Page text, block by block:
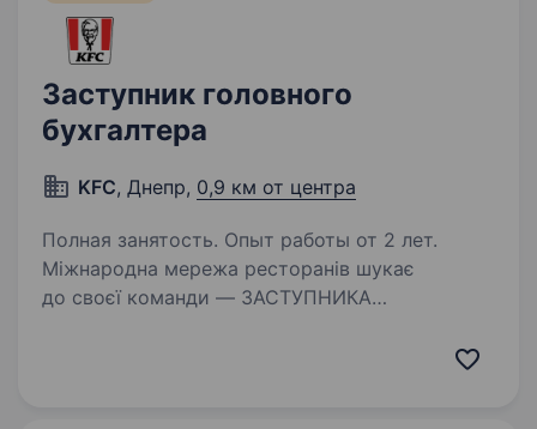
Заступник головного
бухгалтера
KFC, Днепр, 0,9 км от центра
Полная занятость. Опыт работы от 2 лет.
Міжнародна мережа ресторанів шукає
до своєї команди — ЗАСТУПНИКА